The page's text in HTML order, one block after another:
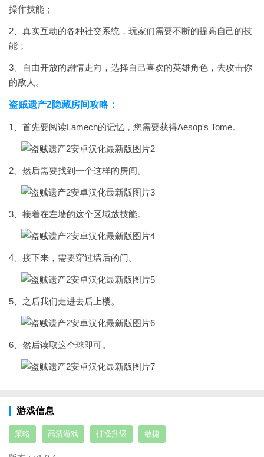
操作技能；
2、真实互动的各种社交系统，玩家们需要不断的提高自己的技
能；
3、自由开放的剧情走向，选择自己喜欢的英雄角色，去攻击你
的敌人。
盗贼遗产2隐藏房间攻略：
1、首先要阅读Lamech的记忆，您需要获得Aesop's Tome。
2、然后需要找到一个这样的房间。
3、接着在左墙的这个区域放技能。
4、接下来，需要穿过墙后的门。
5、之后我们走进去后上楼。
6、然后读取这个球即可。
游戏信息
策略 高清游戏 打怪升级 敏捷